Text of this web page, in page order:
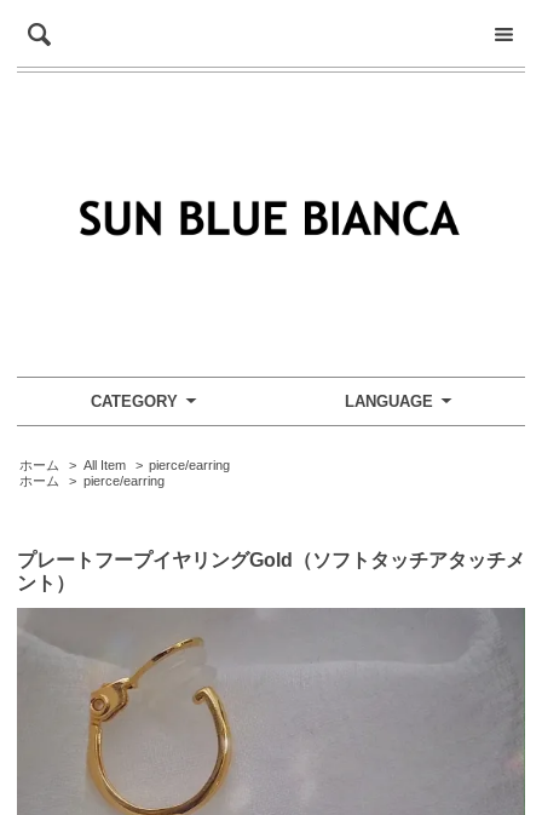
CATEGORY LANGUAGE
ホーム > All Item > pierce/earring
ホーム
> pierce/earring
プレートフープイヤリングGold（ソフトタッチアタッチメ
ント）